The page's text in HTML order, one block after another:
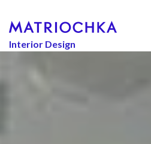
Interior Design